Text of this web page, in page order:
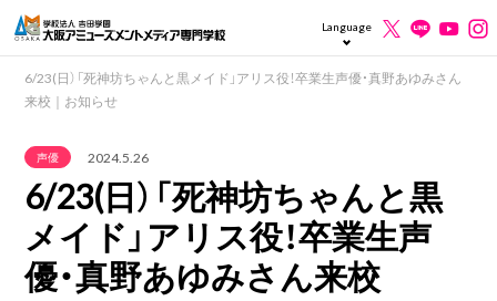
Language
6/23(日）「死神坊ちゃんと黒メイド」アリス役！卒業生声優・真野あゆみさん
来校｜お知らせ
声優 2024.5.26
6/23(日）「死神坊ちゃんと黒
メイド」アリス役！卒業生声
優・真野あゆみさん来校